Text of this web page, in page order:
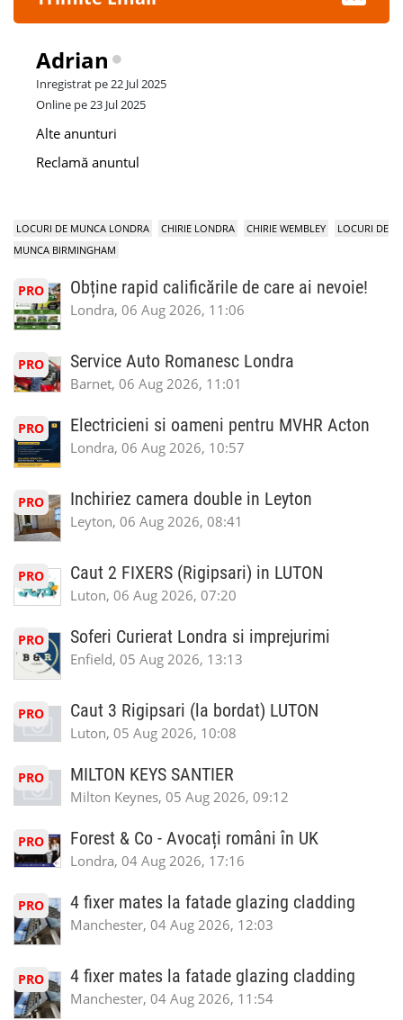
Adrian
Inregistrat pe 22 Jul 2025
Online pe 23 Jul 2025
Alte anunturi
Reclamă anuntul
LOCURI DE MUNCA LONDRA CHIRIE LONDRA CHIRIE WEMBLEY
LOCURI DE
MUNCA BIRMINGHAM
PRO Obține rapid calificările de care ai nevoie!
Londra, 06 Aug 2026, 11:06
PRO Service Auto Romanesc Londra
Barnet, 06 Aug 2026, 11:01
PRO Electricieni si oameni pentru MVHR Acton
Londra, 06 Aug 2026, 10:57
PRO Inchiriez camera double in Leyton
Leyton, 06 Aug 2026, 08:41
PRO Caut 2 FIXERS (Rigipsari) in LUTON
Luton, 06 Aug 2026, 07:20
PRO Soferi Curierat Londra si imprejurimi
Enfield, 05 Aug 2026, 13:13
PRO Caut 3 Rigipsari (la bordat) LUTON
Luton, 05 Aug 2026, 10:08
PRO MILTON KEYS SANTIER
Milton Keynes, 05 Aug 2026, 09:12
PRO Forest & Co - Avocați români în UK
Londra, 04 Aug 2026, 17:16
PRO 4 fixer mates la fatade glazing cladding
Manchester, 04 Aug 2026, 12:03
PRO 4 fixer mates la fatade glazing cladding
Manchester, 04 Aug 2026, 11:54